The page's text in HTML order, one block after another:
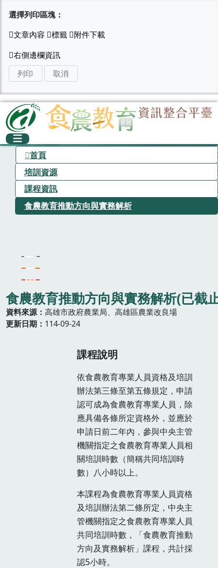
選擇列印區塊：
列印 取消
首頁
培訓資源
課程資訊
食農教育推動方向與實務解析
食農教育推動方向與實務解析(已截
資料來源
高雄市政府農業局、高雄區農業改良場
更新日期
114-09-24
課程說明
依食農教育專業人員資格及培訓
辦法第三條至第五條規定，申請
認可成為食農教育專業人員，除
應具備各條所定資格外，並應於
申請日前二年內，參與中央主管
機關指定之食農教育專業人員相
關培訓時數（簡稱共同培訓時
數）八小時以上。
本課程為食農教育專業人員資格
及培訓辦法第二條所定，中央主
管機關指定之食農教育專業人員
共同培訓時數，「食農教育推動
方向及實務解析」課程，共計採
認5小時。